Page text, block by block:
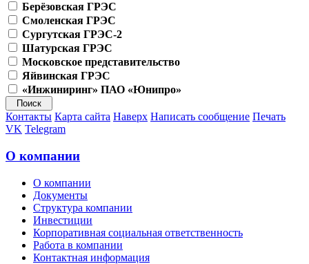
Берёзовская ГРЭС
Смоленская ГРЭС
Сургутская ГРЭС-2
Шатурская ГРЭС
Московское представительство
Яйвинская ГРЭС
«Инжиниринг» ПАО «Юнипро»
Контакты Карта сайта Наверх Написать сообщение Печать
VK Telegram
О компании
О компании
Документы
Структура компании
Инвестиции
Корпоративная социальная ответственность
Работа в компании
Контактная информация